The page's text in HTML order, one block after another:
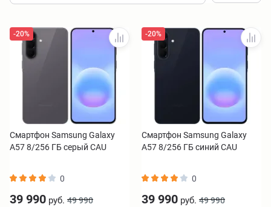
-20%
Смартфон Samsung Galaxy
A57 8/256 ГБ серый CAU
0
39 990 руб. 49 990
-20%
Смартфон Samsung Galaxy
A57 8/256 ГБ синий CAU
0
39 990 руб. 49 990